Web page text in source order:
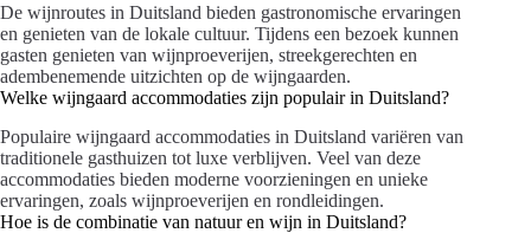
De wijnroutes in Duitsland bieden gastronomische ervaringen
en genieten van de lokale cultuur. Tijdens een bezoek kunnen
gasten genieten van wijnproeverijen, streekgerechten en
adembenemende uitzichten op de wijngaarden.
Welke wijngaard accommodaties zijn populair in Duitsland?
Populaire wijngaard accommodaties in Duitsland variëren van
traditionele gasthuizen tot luxe verblijven. Veel van deze
accommodaties bieden moderne voorzieningen en unieke
ervaringen, zoals wijnproeverijen en rondleidingen.
Hoe is de combinatie van natuur en wijn in Duitsland?